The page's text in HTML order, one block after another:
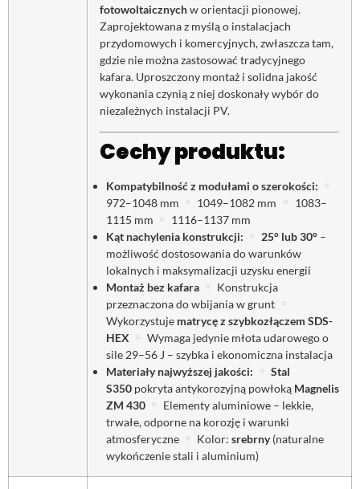
fotowoltaicznychw orientacji pionowej.
Zaprojektowana z myślą o instalacjach
przydomowych i komercyjnych, zwłaszcza tam,
gdzie nie można zastosować tradycyjnego
kafara. Uproszczony montaż i solidna jakość
wykonania czynią z niej doskonały wybór do
niezależnych instalacji PV.
Cechy produktu:
Kompatybilność z modułami o szerokości:
972–1048 mm
1049–1082 mm
1083–
1115 mm
1116–1137 mm
Kąt nachylenia konstrukcji:
25° lub 30° –
możliwość dostosowania do warunków
lokalnych i maksymalizacji uzysku energii
Montaż bez kafara
Konstrukcja
przeznaczona do wbijania w grunt
Wykorzystuje matrycę z szybkozłączem SDS-
HEX
Wymaga jedynie młota udarowego o
sile 29–56 J – szybka i ekonomiczna instalacja
Materiały najwyższej jakości:
Stal
S350 pokryta antykorozyjną powłoką Magnelis
ZM 430
Elementy aluminiowe – lekkie,
trwałe, odporne na korozję i warunki
atmosferyczne
Kolor:srebrny(naturalne
wykończenie stali i aluminium)